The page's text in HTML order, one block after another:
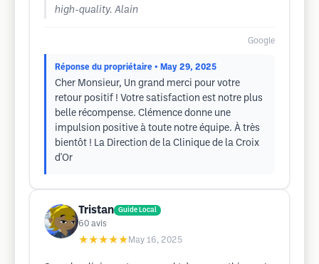
high-quality. Alain
Google
Réponse du propriétaire • May 29, 2025
Cher Monsieur, Un grand merci pour votre
retour positif ! Votre satisfaction est notre plus
belle récompense. Clémence donne une
impulsion positive à toute notre équipe. À très
bientôt ! La Direction de la Clinique de la Croix
d'Or
Tristan Guide Local
60 avis
★★★★★ May 16, 2025